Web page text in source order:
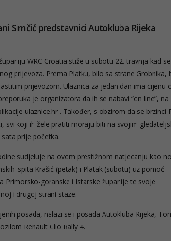
Simčić predstavnici Autokluba Rijeka
WRC Croatia stiže u subotu 22. travnja kad
prijevoza. Prema Platku, bilo sa strane Grobnika,
prijevozom. Ulaznica za jedan dan ima cijenu
je organizatora da ih se nabavi “on line”, na
ulaznice.hr . Također, s obzirom da se brzinci
svi koji ih žele pratiti moraju biti na svojim
prije početka.
sudjeluje na ovom prestižnom natjecanju kao
ispita Krašić (petak) i Platak (subotu) uz pomoć
Primorsko-goranske i Istarske županije te svoje
i drugoj strani staze.
posada, nalazi se i posada Autokluba Rijeka,
Renault Clio Rally 4.